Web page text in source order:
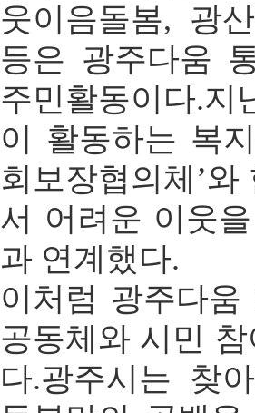
웃이음돌봄, 광
등은 광주다움
주민활동이다.지
이 활동하는 복
회보장협의체’
서 어려운 이웃
과 연계했다.
이처럼 광주다
공동체와 시민
다.광주시는 찾